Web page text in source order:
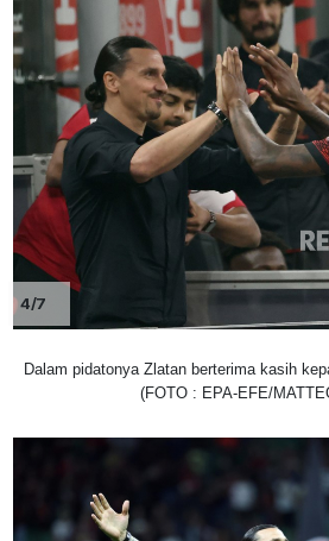
4/7
Dalam pidatonya Zlatan berterima kasih
(FOTO : EPA-EFE/